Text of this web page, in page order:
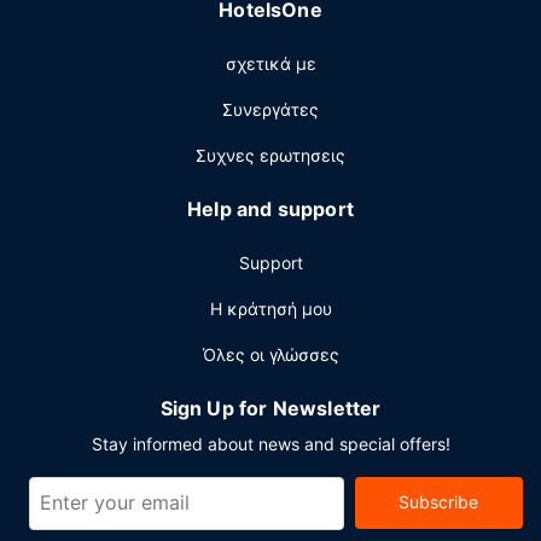
πρωινό (σε μπουφέ) τις καθημερινές μεταξύ 7:00 π.μ. -
check-in, γρήγορο check-out και υπηρεσίες
στεγνοκαθαριστηρίου/πλυντηρίων. Θέλετε να
οργανώσετε μια εκδήλωση σε αυτήν την πόλη
είναι 186 τετραγωνικά μέτρα και περιλαμβάνει
συνεδριακό χώρο και 3 αίθουσες συνεδριάσεων.
HotelsOne
σχετικά με
Συνεργάτες
Συχνες ερωτησεις
Help and support
Support
Η κράτησή μου
Όλες οι γλώσσες
Sign Up for Newsletter
Stay informed about news and special offers!
Subscribe